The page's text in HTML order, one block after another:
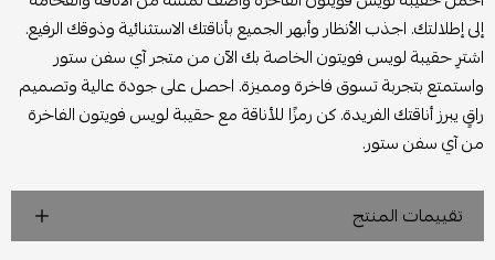
إلى إطلالتك. اجذب الأنظار وأبهر الجميع بأناقتك الاستثنائية وذوقك الرفيع.
اشترِ حقيبة لويس فويتون الخاصة بك الآن من متجر آي سفن ستور
واستمتع بتجربة تسوق فاخرة ومميزة. احصل على جودة عالية وتصميم
راقٍ يبرز أناقتك الفريدة. كن رمزًا للأناقة مع حقيبة لويس فويتون الفاخرة
من آي سفن ستور.
تقييمات المنتج